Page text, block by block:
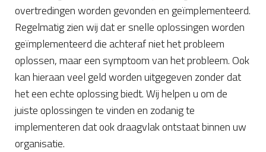
overtredingen worden gevonden en geïmplementeerd.
Regelmatig zien wij dat er snelle oplossingen worden
geïmplementeerd die achteraf niet het probleem
oplossen, maar een symptoom van het probleem. Ook
kan hieraan veel geld worden uitgegeven zonder dat
het een echte oplossing biedt. Wij helpen u om de
juiste oplossingen te vinden en zodanig te
implementeren dat ook draagvlak ontstaat binnen uw
organisatie.